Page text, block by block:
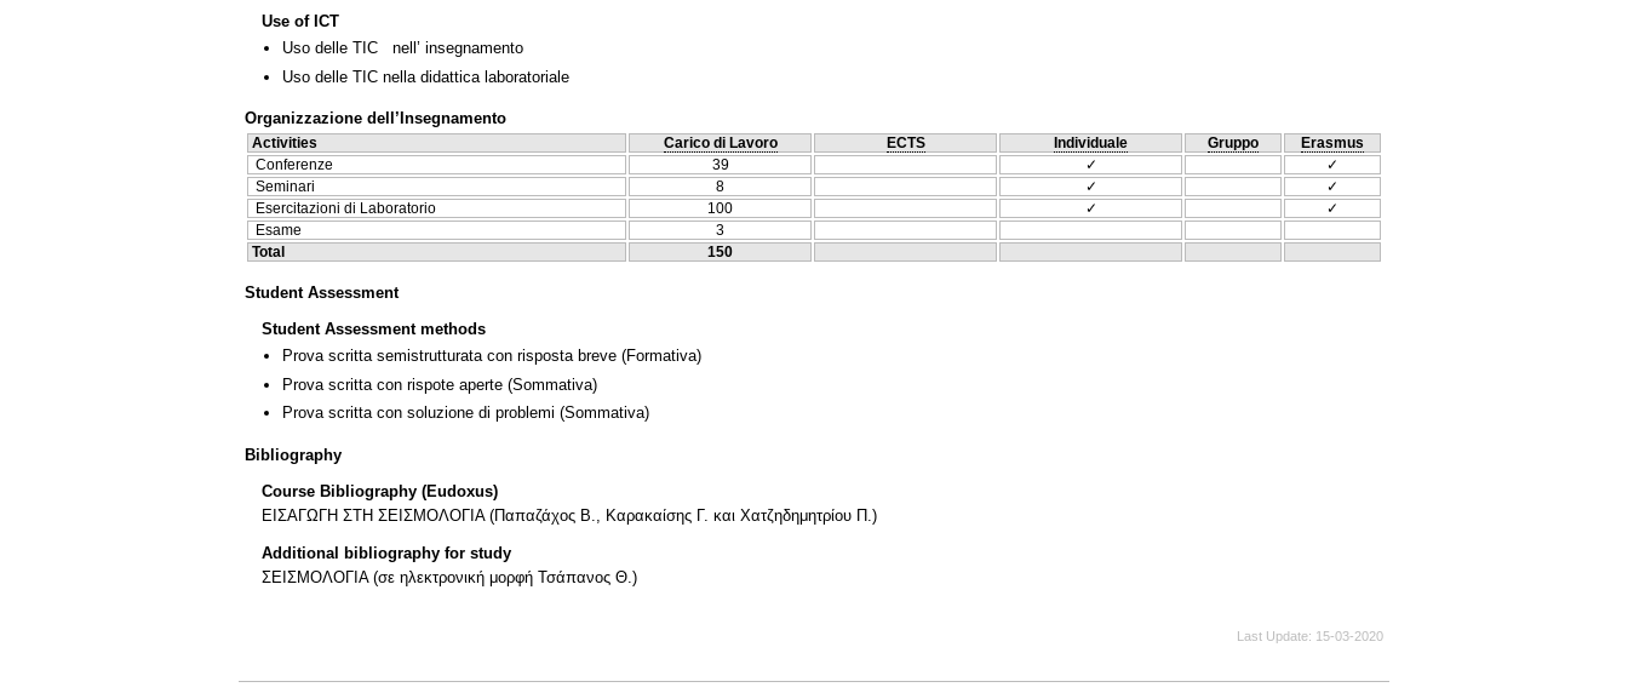
Use of ICT
Uso delle TIC nell’ insegnamento
Uso delle TIC nella didattica laboratoriale
Organizzazione dell’Insegnamento
Activities Carico di Lavoro ECTS Individuale Gruppo
Erasmus
Conferenze
39 ✓
✓
Seminari
8 ✓
✓
Esercitazioni di Laboratorio
100 ✓
✓
Esame
3
Total
150
Student Assessment
Student Assessment methods
Prova scritta semistrutturata con risposta breve (Formativa)
Prova scritta con rispote aperte (Sommativa)
Prova scritta con soluzione di problemi (Sommativa)
Bibliography
Course Bibliography (Eudoxus)
ΕΙΣΑΓΩΓΗ ΣΤΗ ΣΕΙΣΜΟΛΟΓΙΑ (Παπαζάχος Β., Καρακαίσης Γ. και Χατζηδημητρίου Π.)
Additional bibliography for study
ΣΕΙΣΜΟΛΟΓΙΑ (σε ηλεκτρονική μορφή Τσάπανος Θ.)
Last Update 15-03-2020